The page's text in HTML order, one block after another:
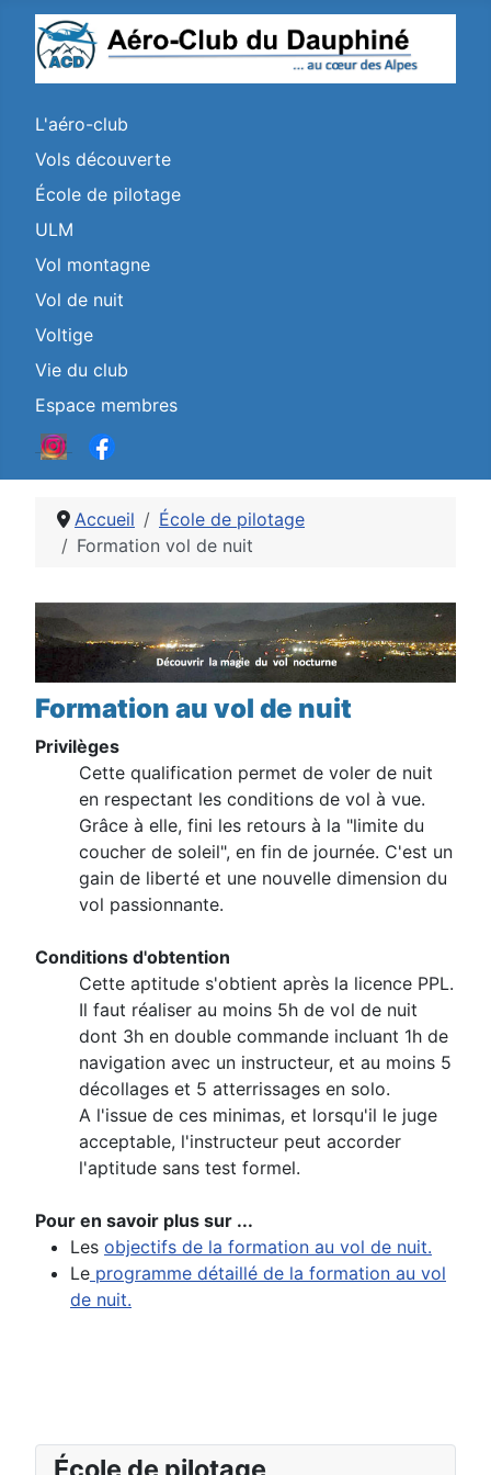
L'aéro-club
Vols découverte
École de pilotage
ULM
Vol montagne
Vol de nuit
Voltige
Vie du club
Espace membres
Accueil
École de pilotage
Formation vol de nuit
Détails
Formation au vol de nuit
Privilèges
Cette qualification permet de voler de nuit
en respectant les conditions de vol à vue.
Grâce à elle, fini les retours à la "limite du
coucher de soleil", en fin de journée. C'est un
gain de liberté et une nouvelle dimension du
vol passionnante.
Conditions d'obtention
Cette aptitude s'obtient après la licence PPL.
Il faut réaliser au moins 5h de vol de nuit
dont 3h en double commande incluant 1h de
navigation avec un instructeur, et au moins 5
décollages et 5 atterrissages en solo.
A l'issue de ces minimas, et lorsqu'il le juge
acceptable, l'instructeur peut accorder
l'aptitude sans test formel.
Pour en savoir plus sur ...
Les objectifs de la formation au vol de nuit.
Le programme détaillé de la formation au vol
de nuit.